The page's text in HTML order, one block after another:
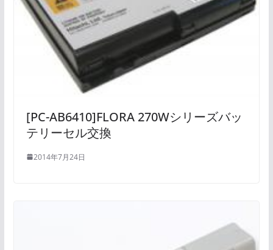
[PC-AB6410]FLORA 270Wシリーズバッ
テリーセル交換
2014年7月24日